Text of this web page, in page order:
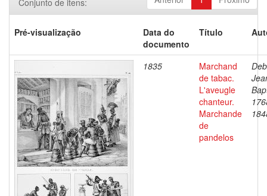
Conjunto de itens:
Pré-visualização
Data do
documento
Título
1835
Marchand
de tabac.
L'aveugle
chanteur.
Marchande
de
pandelos